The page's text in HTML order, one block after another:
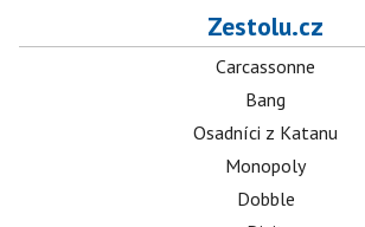
Zestolu.cz
Carcassonne
Bang
Osadníci z Katanu
Monopoly
Dobble